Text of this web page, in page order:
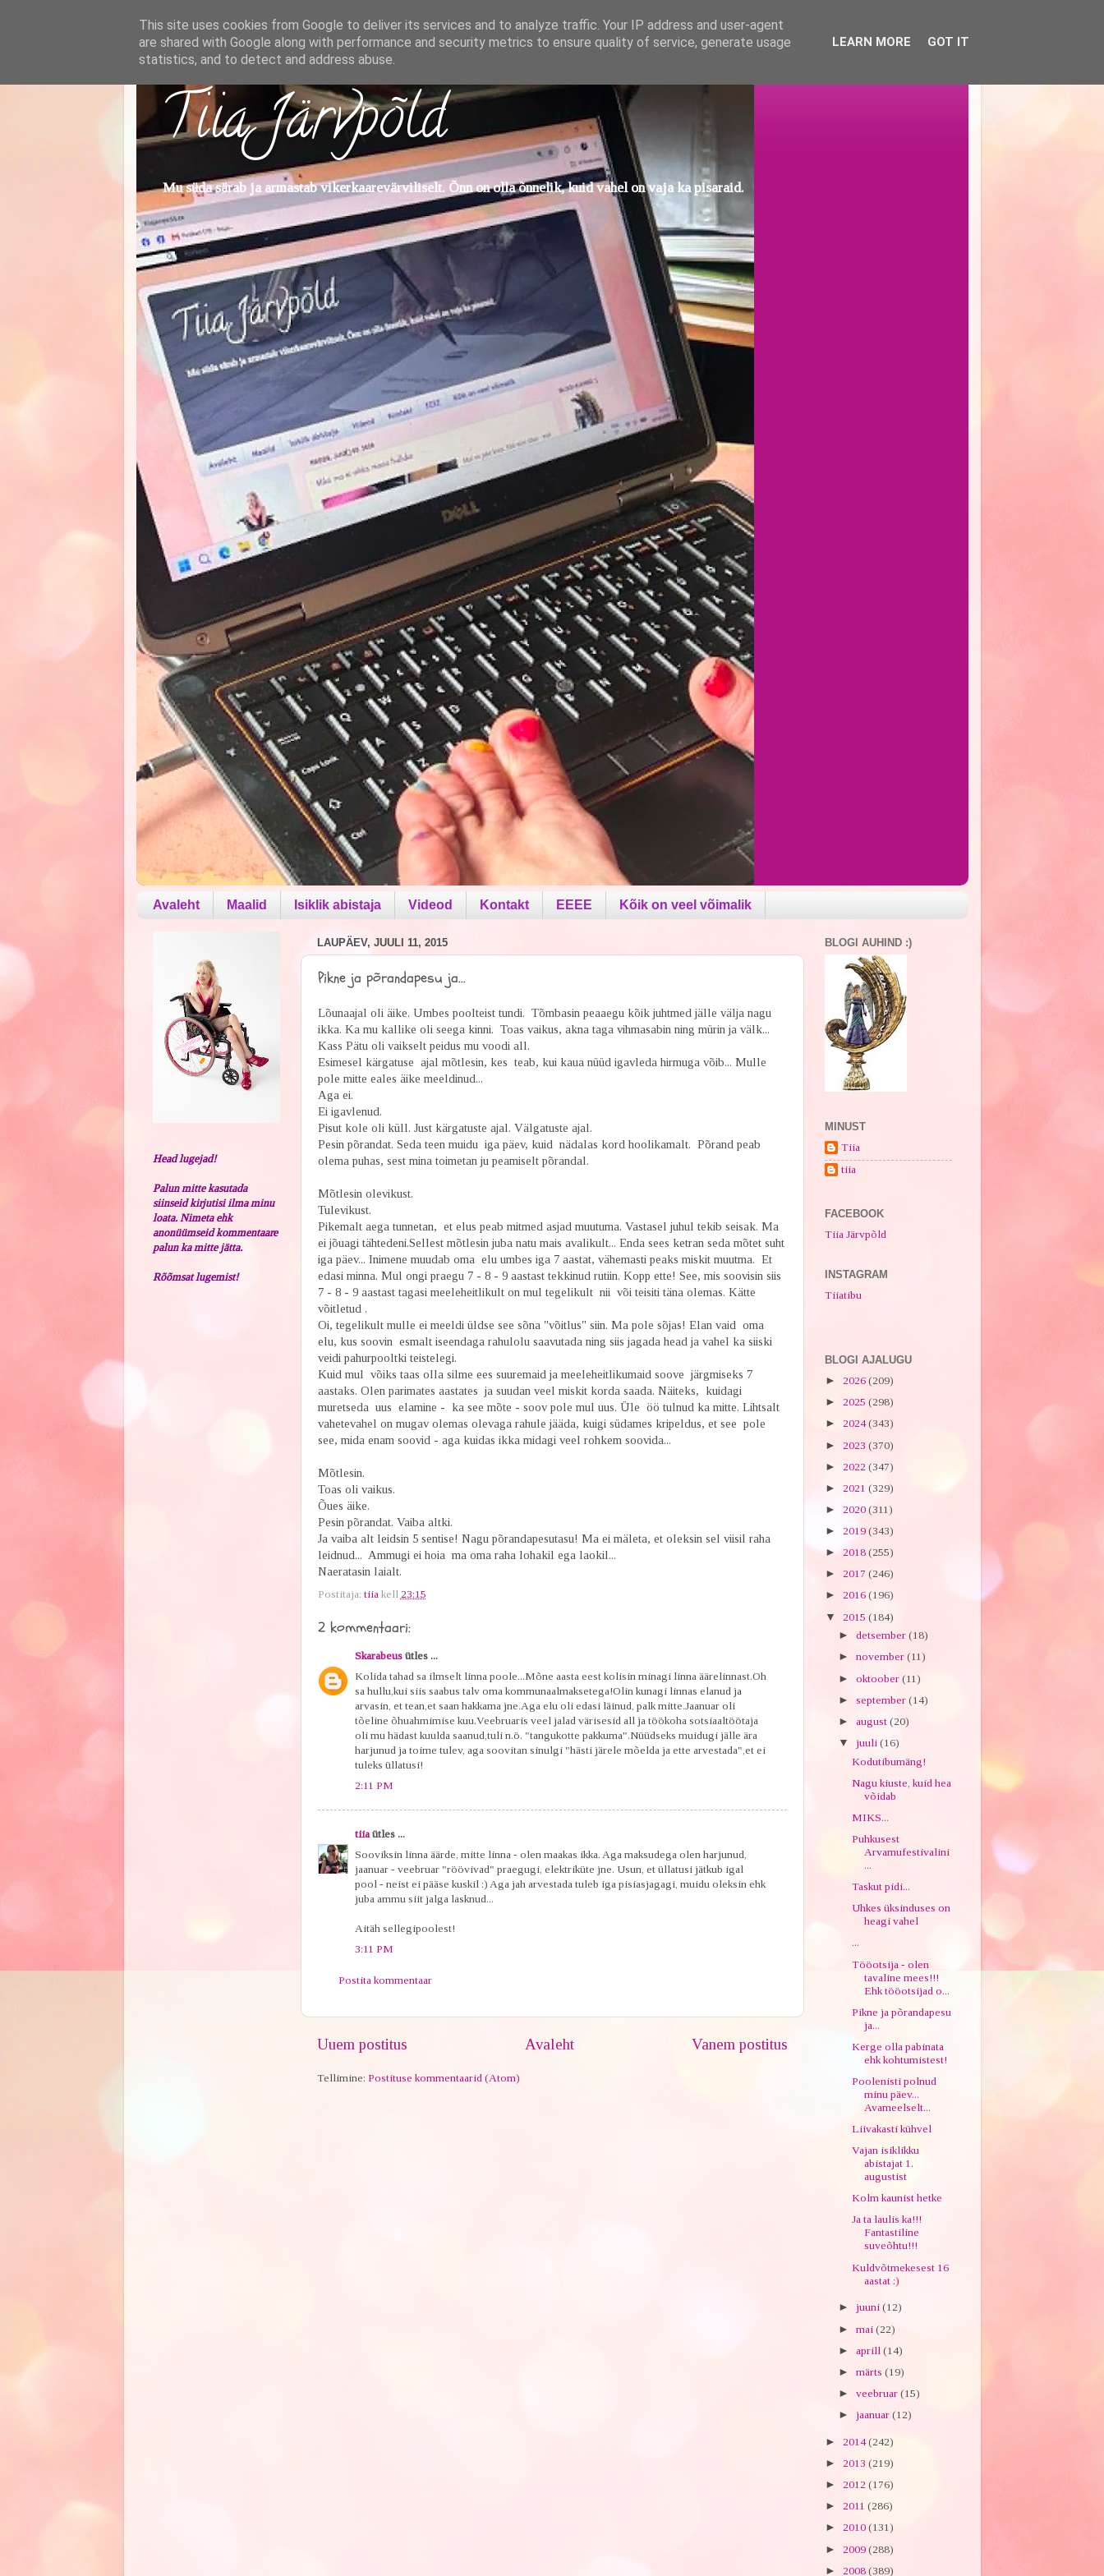
Tiia Järvpõld
Mu süda särab ja armastab vikerkaarevärviliselt. Õnn on olla õnnelik, kuid vahel on vaja ka pisaraid.
Avaleht Maalid Isiklik abistaja Videod Kontakt EEEE Kõik on veel võimalik
LAUPÄEV, JUULI 11, 2015
Pikne ja põrandapesu ja...
Lõunaajal oli äike. Umbes poolteist tundi. Tõmbasin peaaegu kõik juhtmed jälle välja nagu
ikka. Ka mu kallike oli seega kinni. Toas vaikus, akna taga vihmasabin ning mürin ja välk...
Kass Pätu oli vaikselt peidus mu voodi all.
Esimesel kärgatuse ajal mõtlesin, kes teab, kui kaua nüüd igavleda hirmuga võib... Mulle
pole mitte eales äike meeldinud...
Aga ei.
Ei igavlenud.
Pisut kole oli küll. Just kärgatuste ajal. Välgatuste ajal.
Pesin põrandat. Seda teen muidu iga päev, kuid nädalas kord hoolikamalt. Põrand peab
olema puhas, sest mina toimetan ju peamiselt põrandal.
Mõtlesin olevikust.
Tulevikust.
Pikemalt aega tunnetan, et elus peab mitmed asjad muutuma. Vastasel juhul tekib seisak. Ma
ei jõuagi tähtedeni.Sellest mõtlesin juba natu mais avalikult... Enda sees ketran seda mõtet suht
iga päev... Inimene muudab oma elu umbes iga 7 aastat, vähemasti peaks miskit muutma. Et
edasi minna. Mul ongi praegu 7 - 8 - 9 aastast tekkinud rutiin. Kopp ette! See, mis soovisin siis
7 - 8 - 9 aastast tagasi meeleheitlikult on mul tegelikult nii või teisiti täna olemas. Kätte
võitletud .
Oi, tegelikult mulle ei meeldi üldse see sõna "võitlus" siin. Ma pole sõjas! Elan vaid oma
elu, kus soovin esmalt iseendaga rahulolu saavutada ning siis jagada head ja vahel ka siiski
veidi pahurpooltki teistelegi.
Kuid mul võiks taas olla silme ees suuremaid ja meeleheitlikumaid soove järgmiseks 7
aastaks. Olen parimates aastates ja suudan veel miskit korda saada. Näiteks, kuidagi
muretseda uus elamine - ka see mõte - soov pole mul uus. Üle öö tulnud ka mitte. Lihtsalt
vahetevahel on mugav olemas olevaga rahule jääda, kuigi südames kripeldus, et see pole
see, mida enam soovid - aga kuidas ikka midagi veel rohkem soovida...
Mõtlesin.
Toas oli vaikus.
Õues äike.
Pesin põrandat. Vaiba altki.
Ja vaiba alt leidsin 5 sentise! Nagu põrandapesutasu! Ma ei mäleta, et oleksin sel viisil raha
leidnud... Ammugi ei hoia ma oma raha lohakil ega laokil...
Naeratasin laialt.
Postitaja: tiia kell 23:15
2 kommentaari:
Skarabeusütles ...
Kolida tahad sa ilmselt linna poole...Mõne aasta eest kolisin minagi linna äärelinnast.Oh
sa hullu,kui siis saabus talv oma kommunaalmaksetega!Olin kunagi linnas elanud ja
arvasin, et tean,et saan hakkama jne.Aga elu oli edasi läinud, palk mitte.Jaanuar oli
tõeline õhuahmimise kuu.Veebruaris veel jalad värisesid all ja töökoha sotsiaaltöötaja
oli mu hädast kuulda saanud,tuli n.ö. "tangukotte pakkuma".Nüüdseks muidugi jälle ära
harjunud ja toime tulev, aga soovitan sinulgi "hästi järele mõelda ja ette arvestada",et ei
tuleks üllatusi!
2:11 PM
tiiaütles ...
Sooviksin linna äärde, mitte linna - olen maakas ikka. Aga maksudega olen harjunud,
jaanuar - veebruar "röövivad" praegugi, elektriküte jne. Usun, et üllatusi jätkub igal
pool - neist ei pääse kuskil :) Aga jah arvestada tuleb iga pisiasjagagi, muidu oleksin ehk
juba ammu siit jalga lasknud...
Aitäh sellegipoolest!
3:11 PM
Postita kommentaar
Uuem postitus Vanem postitus
Avaleht
Tellimine: Postituse kommentaarid (Atom)
Head lugejad!
Palun mitte kasutada
siinseid kirjutisi ilma minu
loata. Nimeta ehk
anonüümseid kommentaare
palun ka mitte jätta.
Rõõmsat lugemist!
BLOGI AUHIND :)
MINUST
Tiia
tiia
FACEBOOK
Tiia Järvpõld
INSTAGRAM
Tiiatibu
BLOGI AJALUGU
► 2026 (209)
► 2025 (298)
► 2024(343)
► 2023 (370)
► 2022 (347)
► 2021 (329)
► 2020 (311)
► 2019 (343)
► 2018 (255)
► 2017 (246)
► 2016 (196)
▼ 2015 (184)
► detsember (18)
► november (11)
► oktoober (11)
► september (14)
► august (20)
▼ juuli (16)
Kodutibumäng!
Nagu kiuste, kuid hea
võidab
MIKS...
Puhkusest
Arvamufestivalini
...
Taskut pidi...
Uhkes üksinduses on
heagi vahel
...
Tööotsija - olen
tavaline mees!!!
Ehk tööotsijad o...
Pikne ja põrandapesu
ja...
Kerge olla pabinata
ehk kohtumistest!
Poolenisti polnud
minu päev...
Avameelselt...
Liivakasti kühvel
Vajan isiklikku
abistajat 1.
augustist
Kolm kaunist hetke
Ja ta laulis ka!!!
Fantastiline
suveõhtu!!!
Kuldvõtmekesest 16
aastat :)
► juuni (12)
► mai (22)
► aprill (14)
► märts (19)
► veebruar (15)
► jaanuar (12)
► 2014(242)
► 2013 (219)
► 2012 (176)
► 2011 (286)
► 2010 (131)
► 2009 (288)
► 2008 (389)
This site uses cookies from Google to deliver its services and to analyze traffic. Your IP address and user-agent
are shared with Google along with performance and security metrics to ensure quality of service, generate usage
statistics, and to detect and address abuse.
LEARN MORE GOT IT